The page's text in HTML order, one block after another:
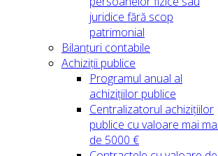
juridice fără scop
patrimonial
Bilanțuri contabile
Achiziții publice
Programul anual al
achizițiilor publice
Centralizatorul achizițiilor
publice cu valoare mai
de 5000 €